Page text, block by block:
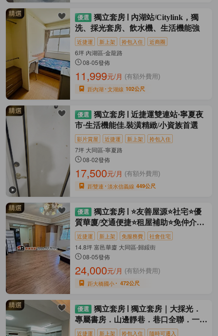
獨立套房
內湖站/Citylink，獨
洗、採光套房、飲水機、生活機能強
近捷運 新上架 拎包入住 近商圈
6坪 內湖區-金龍路
08-05發佈
11,999元/月 (有額外費用)
距內湖 文湖線 102公尺
獨立套房
近捷運雙連站·寧夏夜
市·生活機能佳.裝潢精緻/小資族首選
影片賞屋 近捷運 新上架 拎包入住
7坪 大同區-寧夏路
08-02發佈
17,500元/月 (有額外費用)
距雙連 淡水信義線 449公尺
獨立套房
⭐友善屋源⭐社宅⭐優
質華廈/交通便捷⭐租屋補助⭐免仲介費
⭐近捷運 新上架 免服務費 社會住宅
14.8坪 富邑華廈 大同區-歸綏街
08-05發佈
24,000元/月 (有額外費用)
距大橋國小 472公尺
獨立套房
獨立套房｜大採光．
專屬書房．山邊靜巷．巷口全聯．一卡
皮箱入住
近捷運 新上架 拎包入住 隨時可遷入